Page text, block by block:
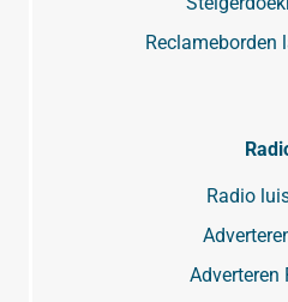
Reclameborden
Radio
Adverteren